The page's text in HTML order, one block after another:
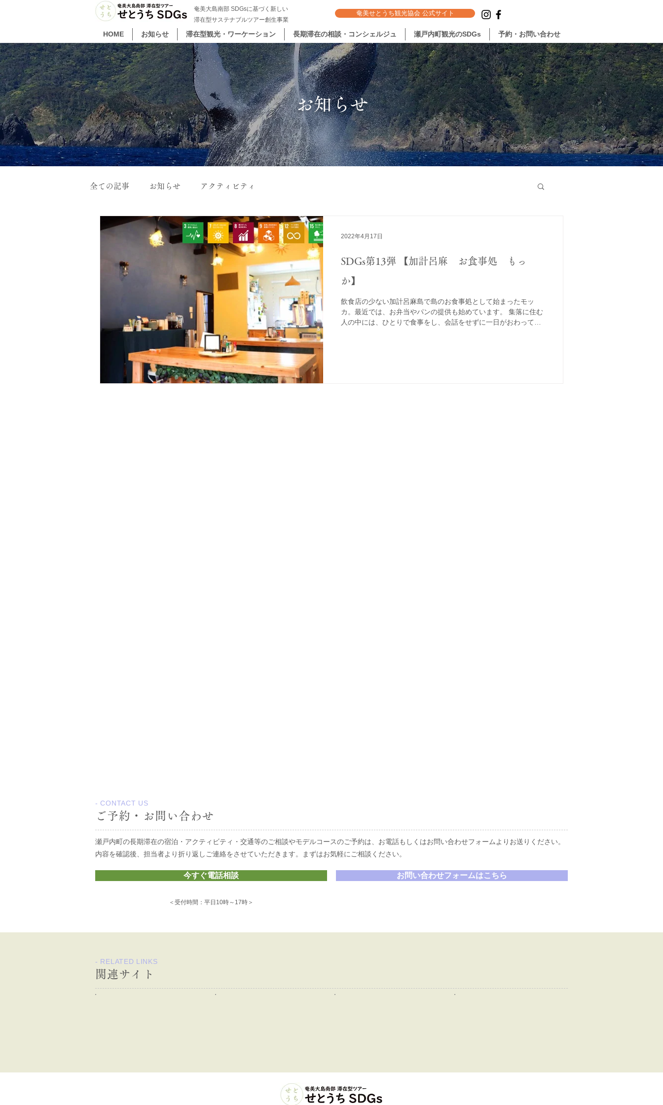
奄美大島南部 SDGsに基づく新しい
滞在型サステナブルツアー創生事業
奄美せとうち観光協会 公式サイト
HOME お知らせ 滞在型観光・ワーケーション 長期滞在の相談・コンシェルジュ 瀬戸内町観光のSDGs 予約・お問い合わせ
お知らせ
全ての記事 お知らせ アクティビティ
SDGs第13弾 【加計呂麻 お食事処 もっ
か】
飲食店の少ない加計呂麻島で島のお食事処として始まったモッ
カ。最近では、お弁当やパンの提供も始めています。 集落に住む
人の中には、ひとりで食事をし、会話をせずに一日がおわってし
2022年4月17日
- CONTACT US
ご予約・お問い合わせ
瀬戸内町の長期滞在の宿泊・アクティビティ・交通等のご相談やモデルコースのご予約は、お電話もしくはお問い合わせフォームよりお送りください。
内容を確認後、担当者より折り返しご連絡をさせていただきます。
まずはお気軽にご相談ください。
今すぐ電話相談 お問い合わせフォームはこちら
＜受付時間：平日10時～17時＞
- RELATED LINKS
関連サイト